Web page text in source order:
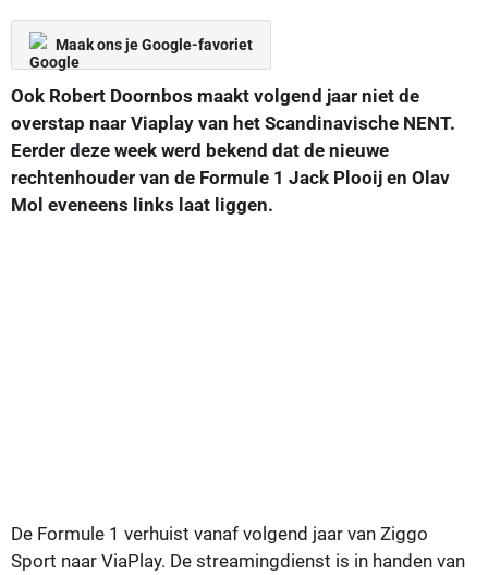
Maak ons je Google-favoriet
Ook Robert Doornbos maakt volgend jaar niet de
overstap naar Viaplay van het Scandinavische NENT.
Eerder deze week werd bekend dat de nieuwe
rechtenhouder van de Formule 1 Jack Plooij en Olav
Mol eveneens links laat liggen.
De Formule 1 verhuist vanaf volgend jaar van Ziggo
Sport naar ViaPlay. De streamingdienst is in handen van